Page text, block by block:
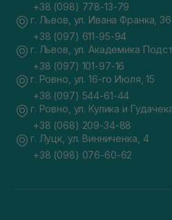
+38 (098) 778-13-79
г. Львов, ул. Ивана Франка, 36
+38 (097) 611-95-94
г. Львов, ул. Академика
+38 (097) 101-97-16
г. Ровно, ул. 16-го Июля, 15
+38 (097) 544-61-44
г. Ровно, ул. Кулика и
+38 (068) 209-34-88
г. Луцк, ул. Винниченка, 4
+38 (098) 076-60-62